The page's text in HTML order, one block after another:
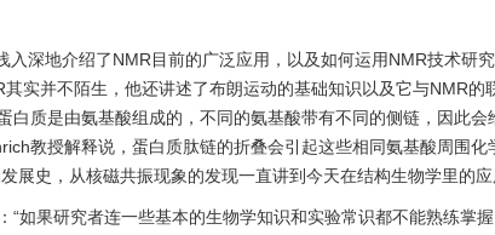
深地介绍了NMR目前的广泛应用，以及如何运用NMR技术研
实并不陌生，他还讲述了布朗运动的基础知识以及它与NMR的
质是由氨基酸组成的，不同的氨基酸带有不同的侧链，因此
教授解释说，蛋白质肽链的折叠会引起这些相同氨基酸周围
史，从核磁共振现象的发现一直讲到今天在结构生物学里的应
如果研究者连一些基本的生物学知识和实验常识都不能熟练掌